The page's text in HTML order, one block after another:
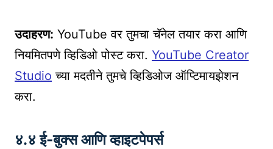
उदाहरण: YouTube वर तुमचा चॅनेल तयार करा आणि
नियमितपणे व्हिडिओ पोस्ट करा. YouTube Creator
Studio च्या मदतीने तुमचे व्हिडिओज ऑप्टिमायझेशन
करा.
४.४ ई-बुक्स आणि व्हाइटपेपर्स